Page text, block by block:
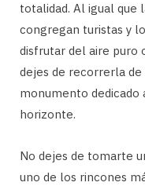
totalidad. Al igual que
congregan turistas y
disfrutar del aire puro
dejes de recorrerla
monumento
horizonte.
No dejes de tomarte
uno de los rincones